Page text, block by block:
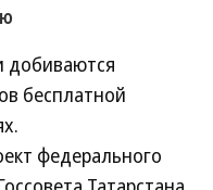
добиваются
бесплатной
федерального